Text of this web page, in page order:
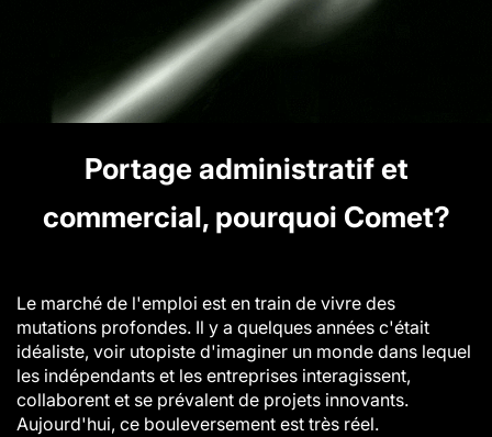
Portage administratif et
commercial, pourquoi Comet?
Le marché de l'emploi est en train de vivre des
mutations profondes. Il y a quelques années c'était
idéaliste, voir utopiste d'imaginer un monde dans lequel
les indépendants et les entreprises interagissent,
collaborent et se prévalent de projets innovants.
Aujourd'hui, ce bouleversement est très réel.